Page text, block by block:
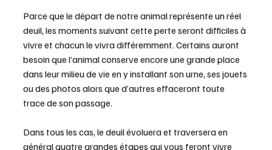
Parce que le départ de notre animal représente un réel
deuil, les moments suivant cette perte seront difficiles à
vivre et chacun le vivra différemment. Certains auront
besoin que l’animal conserve encore une grande place
dans leur milieu de vie en y installant son urne, ses jouets
ou des photos alors que d’autres effaceront toute
trace de son passage.
Dans tous les cas, le deuil évoluera et traversera en
général quatre grandes étapes qui vous feront vivre